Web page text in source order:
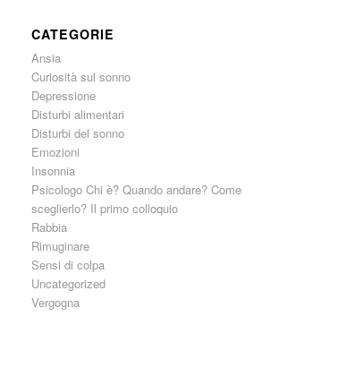
CATEGORIE
Ansia
Curiosità sul sonno
Depressione
Disturbi alimentari
Disturbi del sonno
Emozioni
Insonnia
Psicologo Chi è? Quando andare? Come
sceglierlo? Il primo colloquio
Rabbia
Rimuginare
Sensi di colpa
Uncategorized
Vergogna